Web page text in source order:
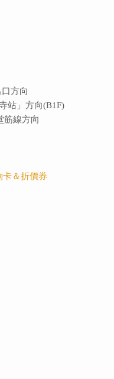
方向
站」方向(B1F)
筋線方向
卡＆折價券